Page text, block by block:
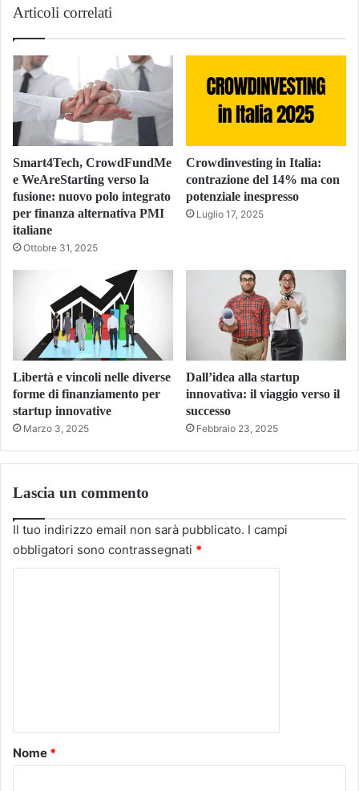
Articoli correlati
Smart4Tech, CrowdFundMe
e WeAreStarting verso la
fusione: nuovo polo integrato
per finanza alternativa PMI
italiane
Ottobre 31, 2025
Crowdinvesting in Italia:
contrazione del 14% ma con
potenziale inespresso
Luglio 17, 2025
Libertà e vincoli nelle diverse
forme di finanziamento per
startup innovative
Marzo 3, 2025
Dall’idea alla startup
innovativa: il viaggio verso il
successo
Febbraio 23, 2025
Lascia un commento
Il tuo indirizzo email non sarà pubblicato. I campi
obbligatori sono contrassegnati *
o
Nome *